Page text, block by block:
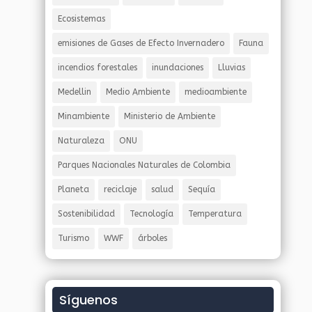
Ecosistemas
emisiones de Gases de Efecto Invernadero Fauna
incendios forestales inundaciones Lluvias
Medellin Medio Ambiente medioambiente
Minambiente Ministerio de Ambiente
Naturaleza ONU
Parques Nacionales Naturales de Colombia
Planeta reciclaje salud Sequía
Sostenibilidad Tecnología Temperatura
Turismo WWF árboles
Síguenos